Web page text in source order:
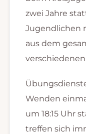
zwei Jahre
Jugendlichen
aus dem
Wenden
um 18:15 Uhr
treffen sich